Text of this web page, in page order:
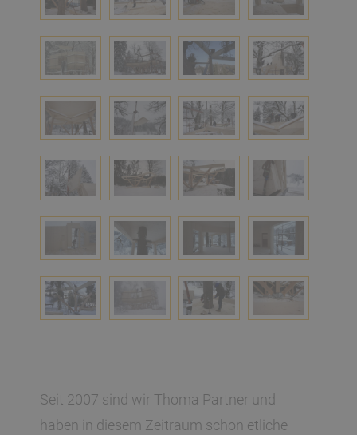
Seit 2007 sind wir Thoma Partner und
haben in diesem Zeitraum schon etliche